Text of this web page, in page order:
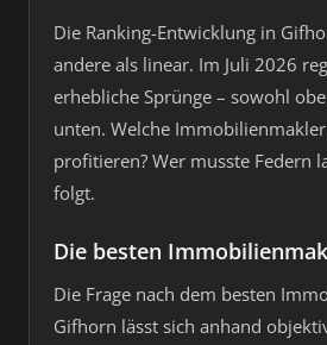
Die Ranking-Entwicklung in
andere als linear. Im Juli 2026
erhebliche Sprünge – sowohl
unten. Welche
profitieren? Wer musste Federn
folgt.
Die besten
Die Frage nach dem besten
Gifhorn lässt sich anhand